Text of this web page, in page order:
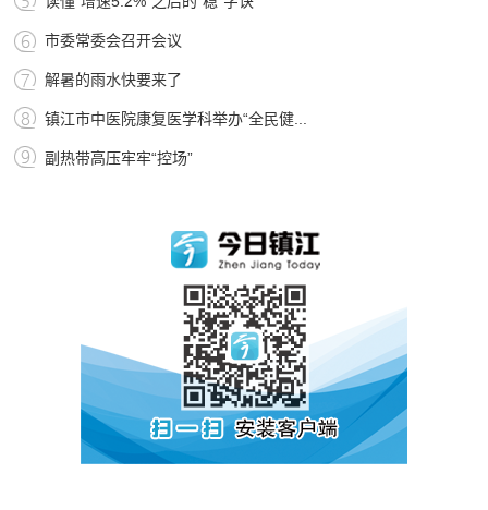
市委常委会召开会议
解暑的雨水快要来了
镇江市中医院康复医学科举办“全民健...
副热带高压牢牢“控场”